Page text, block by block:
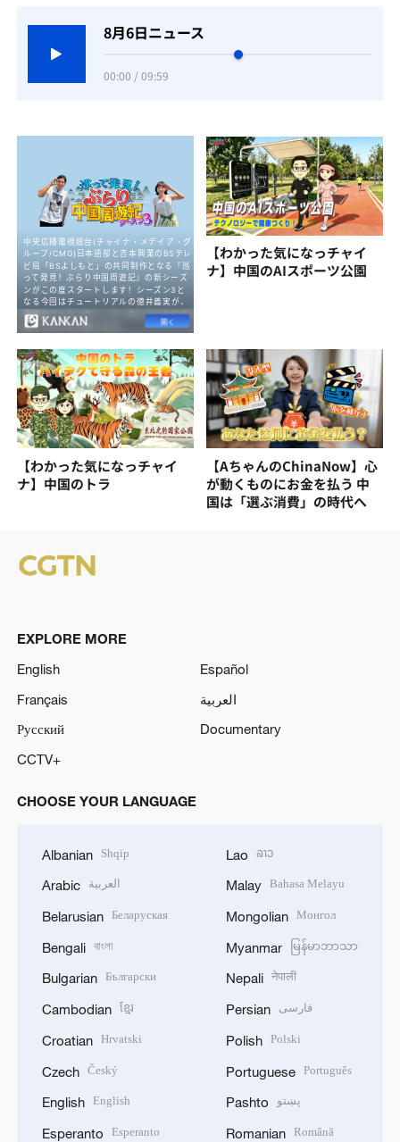
8月6日ニュース
00:00 / 09:59
【わかった気になっチャイ
ナ】中国のAIスポーツ公園
【わかった気になっチャイ
ナ】中国のトラ
【AちゃんのChinaNow】心
が動くものにお金を払う 中
国は「選ぶ消費」の時代へ
EXPLORE MORE
English
Español
Français
العربية
Русский
Documentary
CCTV+
CHOOSE YOUR LANGUAGE
Albanian Shqip
Arabic العربية
Belarusian Беларуская
Bengali বাংলা
Bulgarian Български
Cambodian ខ្មែរ
Croatian Hrvatski
Czech Český
English English
Esperanto Esperanto
Lao ລາວ
Malay Bahasa Melayu
Mongolian Монгол
Myanmar မြန်မာဘာသာ
Nepali नेपाली
Persian فارسی
Polish Polski
Portuguese Português
Pashto پښتو
Romanian Română